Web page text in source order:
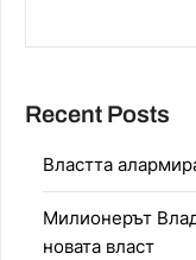
Recent Posts
Властта
Милионерът
новата власт